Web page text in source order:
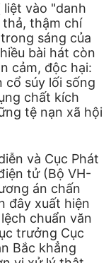
liệt vào "danh
thậm chí
sáng của
bài hát còn
cảm, độc hại:
cổ súy lối sống
chất kích
tệ nạn xã hội
và Cục Phát
tử (Bộ VH-
án chấn
đây xuất hiện
lệch chuẩn văn
trưởng Cục
Bắc khẳng